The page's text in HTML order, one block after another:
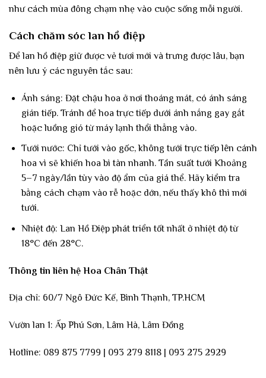
như cách mùa đông chạm nhẹ vào cuộc sống mỗi người.
Cách chăm sóc lan hồ điệp
Để lan hồ điệp giữ được vẻ tươi mới và trưng được lâu, bạn
nên lưu ý các nguyên tắc sau:
Ánh sáng: Đặt chậu hoa ở nơi thoáng mát, có ánh sáng
gián tiếp. Tránh để hoa trực tiếp dưới ánh nắng gay gắt
hoặc luồng gió từ máy lạnh thổi thẳng vào.
Tưới nước: Chỉ tưới vào gốc, không tưới trực tiếp lên cánh
hoa vì sẽ khiến hoa bì tàn nhanh. Tần suất tưới Khoảng
5–7 ngày/lần tùy vào độ ẩm của giá thể. Hãy kiểm tra
bằng cách chạm vào rễ hoặc dớn, nếu thấy khô thì mới
tưới.
Nhiệt độ: Lan Hồ Điệp phát triển tốt nhất ở nhiệt độ từ
18°C đến 28°C.
Thông tin liên hệ Hoa Chân Thật
Địa chỉ: 60/7 Ngô Đức Kế, Bình Thạnh, TP.HCM
Vườn lan 1: Ấp Phú Sơn, Lâm Hà, Lâm Đồng
Hotline: 089 875 7799 | 093 279 8118 | 093 275 2929